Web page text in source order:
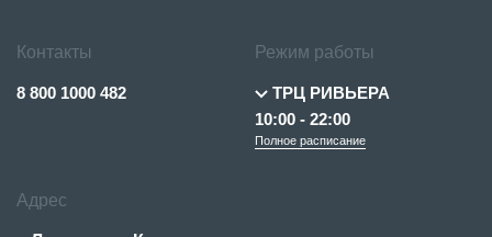
Адрес
Контакты
8 800 1000 482
Режим работы
ТРЦ РИВЬЕРА
10:00 - 22:00
Полное расписание